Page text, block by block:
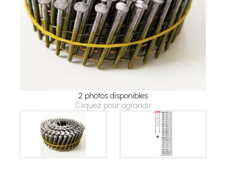
2 photos disponibles
Cliquez pour agrandir